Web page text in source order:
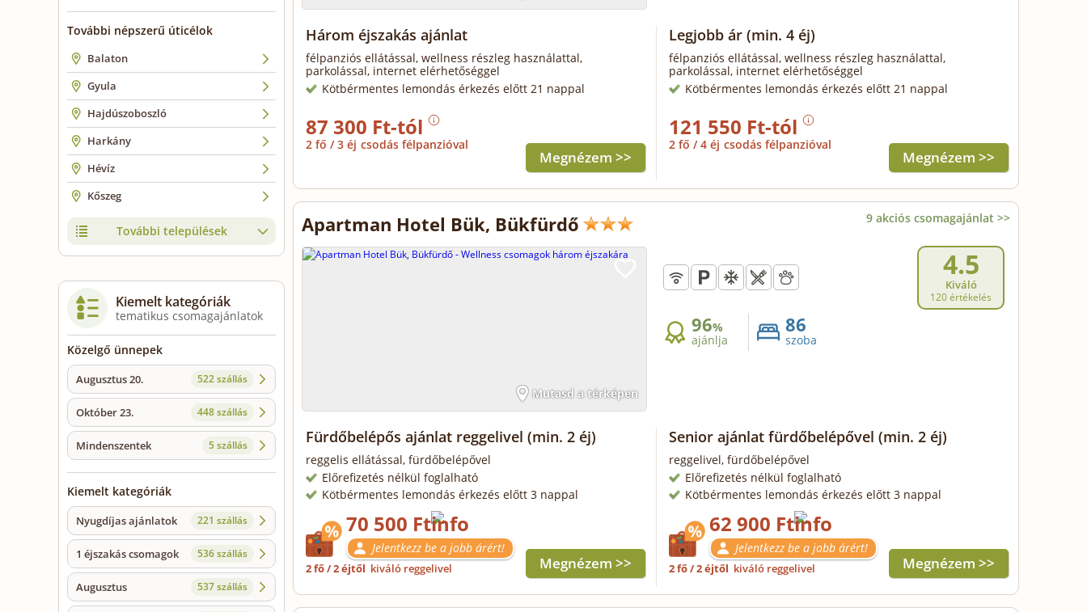
További népszerű úticélok
Balaton
Gyula
Hajdúszoboszló
Harkány
Hévíz
Kőszeg
További települések
Kiemelt kategóriák
tematikus csomagajánlatok
Közelgő ünnepek
Augusztus 20. 522 szállás
Október 23. 448 szállás
Mindenszentek 5 szállás
Kiemelt kategóriák
Nyugdíjas ajánlatok 221 szállás
1 éjszakás csomagok 536 szállás
Augusztus 537 szállás
Három éjszakás ajánlat
félpanziós ellátással, wellness részleg használattal,
parkolással, internet elérhetőséggel
Kötbérmentes lemondás érkezés előtt 21 nappal
87 300 Ft-tól
2 fő / 3 éj csodás félpanzióval
Megnézem >>
Legjobb ár (min. 4 éj)
félpanziós ellátással, wellness részleg használattal,
parkolással, internet elérhetőséggel
Kötbérmentes lemondás érkezés előtt 21 nappal
121 550 Ft-tól
2 fő / 4 éj csodás félpanzióval
Megnézem >>
Apartman Hotel Bük, Bükfürdő 9 akciós csomagajánlat >>
Mutasd a térképen
4.5
Kiváló
120 értékelés
96%
ajánlja
86
szoba
Fürdőbelépős ajánlat reggelivel (min. 2 éj)
reggelis ellátással, fürdőbelépővel
Előrefizetés nélkül foglalható
Kötbérmentes lemondás érkezés előtt 3 nappal
70 500 Ft
Jelentkezz be a jobb árért!
2 fő / 2 éjtől kiváló reggelivel Megnézem >>
Senior ajánlat fürdőbelépővel (min. 2 éj)
reggelivel, fürdőbelépővel
Előrefizetés nélkül foglalható
Kötbérmentes lemondás érkezés előtt 3 nappal
62 900 Ft
Jelentkezz be a jobb árért!
2 fő / 2 éjtől kiváló reggelivel Megnézem >>